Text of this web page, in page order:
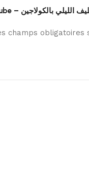
champs obligatoires